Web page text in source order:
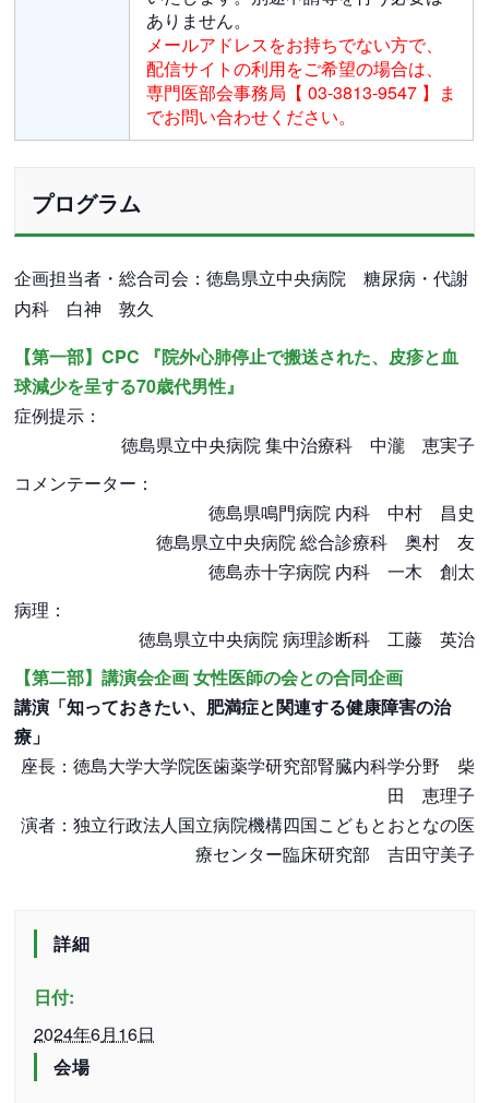
ありません。
メールアドレスをお持ちでない方で、
配信サイトの利用をご希望の場合は、
専門医部会事務局【 03-3813-9547 】ま
でお問い合わせください。
プログラム
企画担当者・総合司会：徳島県立中央病院 糖尿病・代謝
内科 白神 敦久
【第一部】CPC 『院外心肺停止で搬送された、皮疹と血
球減少を呈する70歳代男性』
症例提示：
徳島県立中央病院 集中治療科 中瀧 恵実子
コメンテーター：
徳島県鳴門病院 内科 中村 昌史
徳島県立中央病院 総合診療科 奥村 友
徳島赤十字病院 内科 一木 創太
病理：
徳島県立中央病院 病理診断科 工藤 英治
【第二部】講演会企画 女性医師の会との合同企画
講演「知っておきたい、肥満症と関連する健康障害の治
療」
座長：徳島大学大学院医歯薬学研究部腎臓内科学分野 柴
田 恵理子
演者：独立行政法人国立病院機構四国こどもとおとなの医
療センター臨床研究部 吉田守美子
詳細
日付:
2024年6月16日
会場